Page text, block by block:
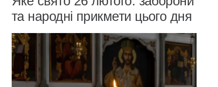
та народні прикмети цього дня